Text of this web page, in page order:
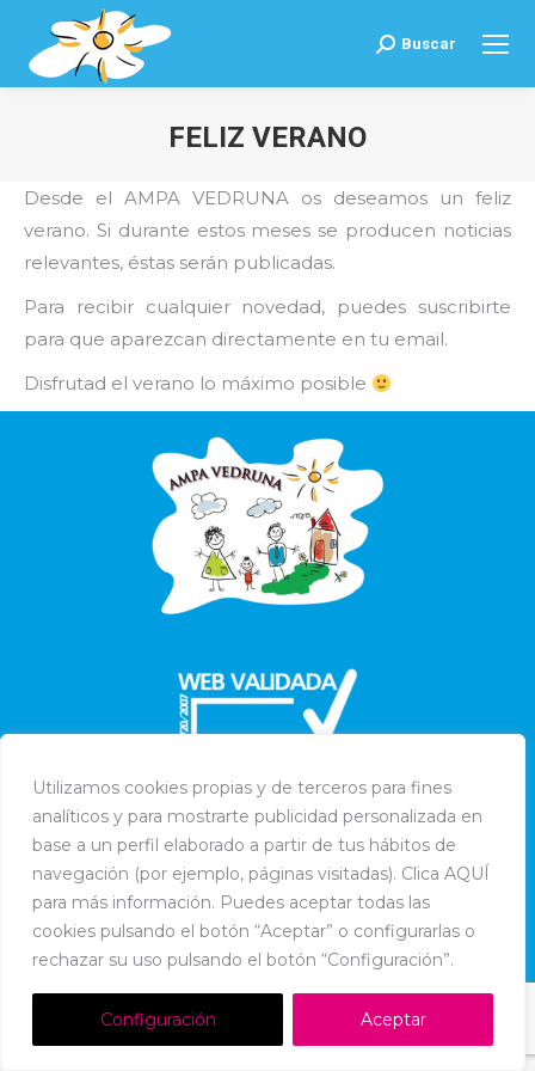
Utilizamos cookies propias y de terceros para fines
analíticos y para mostrarte publicidad personalizada en
base a un perfil elaborado a partir de tus hábitos de
navegación (por ejemplo, páginas visitadas). Clica AQUÍ
para más información. Puedes aceptar todas las
cookies pulsando el botón “Aceptar” o configurarlas o
rechazar su uso pulsando el botón “Configuración”.
Configuración Aceptar
Buscar:
Buscar
FELIZ VERANO
Desde el AMPA VEDRUNA os deseamos un feliz
verano. Si durante estos meses se producen noticias
relevantes, éstas serán publicadas.
Para recibir cualquier novedad, puedes suscribirte
para que aparezcan directamente en tu email.
Disfrutad el verano lo máximo posible
Dream-Theme — truly premium WordPress themes
Política de Cookies- Política de Privacidad-Aviso Legal